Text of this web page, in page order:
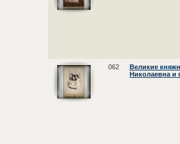
062
Великие
Николаевна и